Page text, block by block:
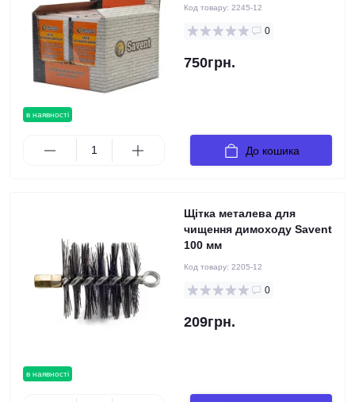
в наявності
Код товару: 2245-12
0
750грн.
До кошика
в наявності
Щітка металева для
чищення димоходу Savent
100 мм
Код товару: 2205-12
0
209грн.